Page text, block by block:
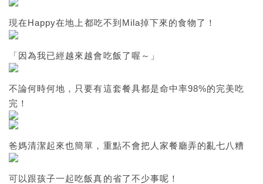
現在Happy在地上都吃不到Mila掉下來的食物了！
「因為我已經越來越會吃飯了喔～」
不論何時何地，只要有這套餐具都是命中率98%的完美吃
完！
爸媽清潔起來也簡單，重點不會把人家餐廳弄的亂七八糟
可以跟孩子一起吃飯真的省了不少事呢！